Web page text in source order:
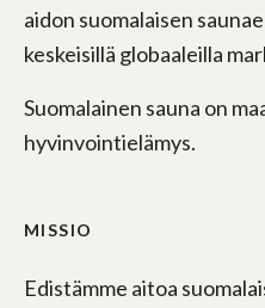
aidon suomalaisen
keskeisillä globaaleilla
Suomalainen sauna on
hyvinvointielämys.
MISSIO
Edistämme aitoa